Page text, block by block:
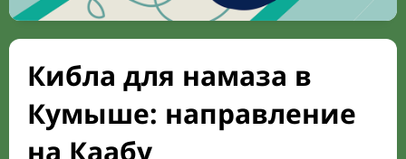
Кибла для намаза в
Кумыше: направление